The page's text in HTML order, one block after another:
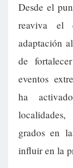
Desde el
reaviva el
adaptación
de
eventos
ha
grados en
influir en la